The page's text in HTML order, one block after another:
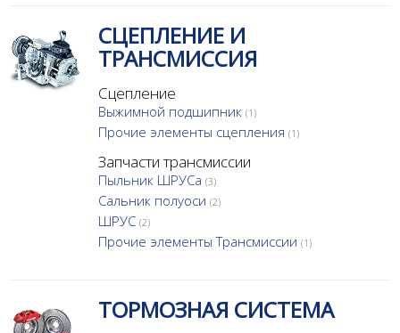
СЦЕПЛЕНИЕ И
ТРАНСМИССИЯ
Сцепление
Выжимной подшипник (1)
Прочие элементы сцепления (1)
Запчасти трансмиссии
Пыльник ШРУСа (3)
Сальник полуоси (2)
ШРУС (2)
Прочие элементы Трансмиссии (1)
ТОРМОЗНАЯ СИСТЕМА